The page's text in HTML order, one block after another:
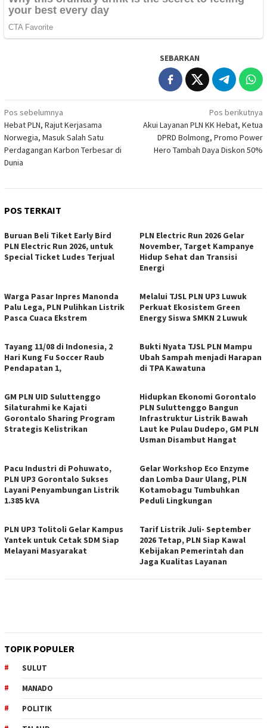
SEBARKAN
Navigasi
pos
Pos sebelumnya
Hebat PLN, Rajut Kerjasama
Norwegia, Masuk Salah Satu
Perdagangan Karbon Terbesar di
Dunia
Pos berikutnya
Akui Layanan PLN KK Hebat, Ketua
DPRD Bolmong, Promo Power
Hero Tambah Daya Diskon 50%
POS TERKAIT
Buruan Beli Tiket Early Bird
PLN Electric Run 2026, untuk
Special Ticket Ludes Terjual
PLN Electric Run 2026 Gelar
November, Target Kampanye
Hidup Sehat dan Transisi
Energi
Warga Pasar Inpres Manonda
Palu Lega, PLN Pulihkan Listrik
Pasca Cuaca Ekstrem
Melalui TJSL PLN UP3 Luwuk
Perkuat Ekosistem Green
Energy Siswa SMKN 2 Luwuk
Tayang 11/08 di Indonesia, 2
Hari Kung Fu Soccer Raub
Pendapatan 1,
Bukti Nyata TJSL PLN Mampu
Ubah Sampah menjadi Harapan
di TPA Kawatuna
GM PLN UID Suluttenggo
Silaturahmi ke Kajati
Gorontalo Sharing Program
Strategis Kelistrikan
Hidupkan Ekonomi Gorontalo
PLN Suluttenggo Bangun
Infrastruktur Listrik Bawah
Laut ke Pulau Dudepo, GM PLN
Usman Disambut Hangat
Pacu Industri di Pohuwato,
PLN UP3 Gorontalo Sukses
Layani Penyambungan Listrik
1.385 kVA
Gelar Workshop Eco Enzyme
dan Lomba Daur Ulang, PLN
Kotamobagu Tumbuhkan
Peduli Lingkungan
PLN UP3 Tolitoli Gelar Kampus
Yantek untuk Cetak SDM Siap
Melayani Masyarakat
Tarif Listrik Juli- September
2026 Tetap, PLN Siap Kawal
Kebijakan Pemerintah dan
Jaga Kualitas Layanan
TOPIK POPULER
SULUT
MANADO
POLITIK